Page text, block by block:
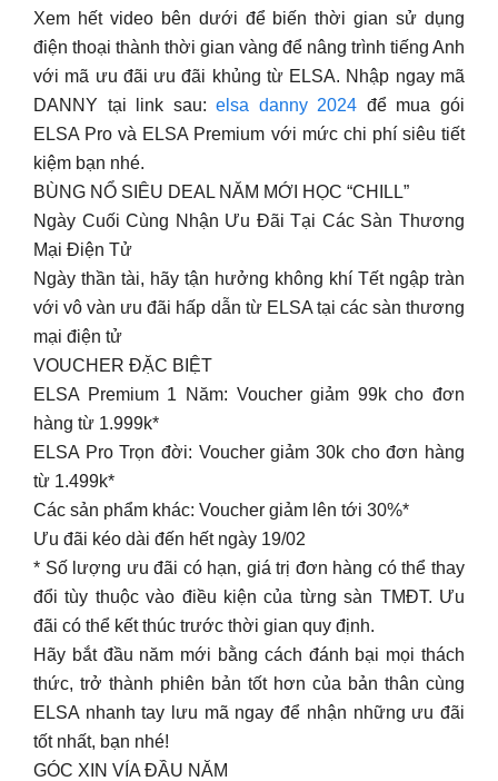
Xem hết video bên dưới để biến thời gian sử dụng
điện thoại thành thời gian vàng để nâng trình tiếng Anh
với mã ưu đãi ưu đãi khủng từ ELSA. Nhập ngay mã
DANNY tại link sau:elsa danny 2024 để mua gói
ELSA Pro và ELSA Premium với mức chi phí siêu tiết
kiệm bạn nhé.
BÙNG NỔ SIÊU DEAL NĂM MỚI HỌC “CHILL”
Ngày Cuối Cùng Nhận Ưu Đãi Tại Các Sàn Thương
Mại Điện Tử
Ngày thần tài, hãy tận hưởng không khí Tết ngập tràn
với vô vàn ưu đãi hấp dẫn từ ELSA tại các sàn thương
mại điện tử
VOUCHER ĐẶC BIỆT
ELSA Premium 1 Năm: Voucher giảm 99k cho đơn
hàng từ 1.999k*
ELSA Pro Trọn đời: Voucher giảm 30k cho đơn hàng
từ 1.499k*
Các sản phẩm khác: Voucher giảm lên tới 30%*
Ưu đãi kéo dài đến hết ngày 19/02
* Số lượng ưu đãi có hạn, giá trị đơn hàng có thể thay
đổi tùy thuộc vào điều kiện của từng sàn TMĐT. Ưu
đãi có thể kết thúc trước thời gian quy định.
Hãy bắt đầu năm mới bằng cách đánh bại mọi thách
thức, trở thành phiên bản tốt hơn của bản thân cùng
ELSA nhanh tay lưu mã ngay để nhận những ưu đãi
tốt nhất, bạn nhé!
GÓC XIN VÍA ĐẦU NĂM